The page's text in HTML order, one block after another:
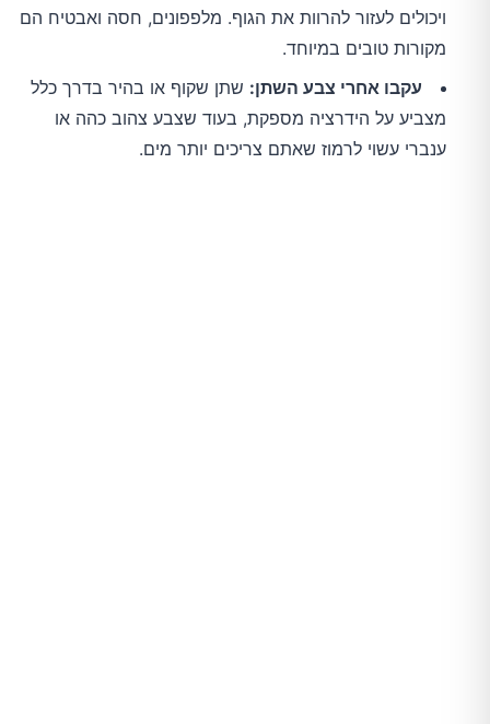
ויכולים לעזור להרוות את הגוף. מלפפונים, חסה ואבטיח הם
מקורות טובים במיוחד.
עקבו אחרי צבע השתן: שתן שקוף או בהיר בדרך כלל
מצביע על הידרציה מספקת, בעוד שצבע צהוב כהה או
ענברי עשוי לרמוז שאתם צריכים יותר מים.